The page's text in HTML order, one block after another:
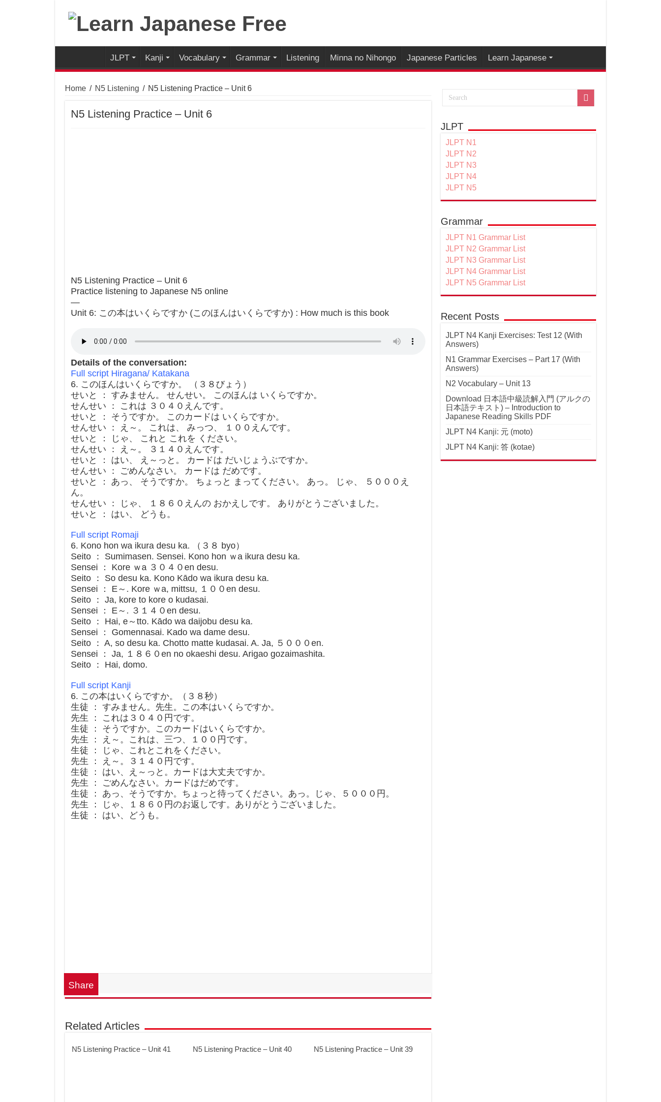
JLPT Kanji Vocabulary Grammar Listening Minna no Nihongo Japanese Particles Learn Japanese
Home / N5 Listening / N5 Listening Practice – Unit 6
N5 Listening Practice – Unit 6
N5 Listening Practice – Unit 6
Practice listening to Japanese N5 online
—
Unit 6: この本はいくらですか (このほんはいくらですか) : How much is this book
Details of the conversation:
Full script Hiragana/ Katakana
6. このほんはいくらですか。 （３８びょう）
せいと ： すみません。 せんせい。 このほんは いくらですか。
せんせい ： これは ３０４０えんです。
せいと ： そうですか。 このカードは いくらですか。
せんせい ： え～。 これは、 みっつ、 １００えんです。
せいと ： じゃ、 これと これを ください。
せんせい ： え～。 ３１４０えんです。
せいと ： はい、 え～っと。 カードは だいじょうぶですか。
せんせい ： ごめんなさい。 カードは だめです。
せいと ： あっ、 そうですか。 ちょっと まってください。 あっ。 じゃ、 ５０００え
ん。
せんせい ： じゃ、 １８６０えんの おかえしです。 ありがとうございました。
せいと ： はい、 どうも。
Full script Romaji
6. Kono hon wa ikura desu ka. （３８ byo）
Seito ： Sumimasen. Sensei. Kono hon ｗa ikura desu ka.
Sensei ： Kore ｗa ３０４０en desu.
Seito ： So desu ka. Kono Kādo wa ikura desu ka.
Sensei ： E～. Kore ｗa, mittsu, １００en desu.
Seito ： Ja, kore to kore o kudasai.
Sensei ： E～. ３１４０en desu.
Seito ： Hai, e～tto. Kādo wa daijobu desu ka.
Sensei ： Gomennasai. Kado wa dame desu.
Seito ： A, so desu ka. Chotto matte kudasai. A. Ja, ５０００en.
Sensei ： Ja, １８６０en no okaeshi desu. Arigao gozaimashita.
Seito ： Hai, domo.
Full script Kanji
6. この本はいくらですか。（３８秒）
生徒 ： すみません。先生。この本はいくらですか。
先生 ： これは３０４０円です。
生徒 ： そうですか。このカードはいくらですか。
先生 ： え～。これは、三つ、１００円です。
生徒 ： じゃ、これとこれをください。
先生 ： え～。３１４０円です。
生徒 ： はい、え～っと。カードは大丈夫ですか。
先生 ： ごめんなさい。カードはだめです。
生徒 ： あっ、そうですか。ちょっと待ってください。あっ。じゃ、５０００円。
先生 ： じゃ、１８６０円のお返しです。ありがとうございました。
生徒 ： はい、どうも。
Share
Related Articles
N5 Listening Practice – Unit 41 N5 Listening Practice – Unit 40 N5 Listening Practice – Unit 39
JLPT
JLPT N1
JLPT N2
JLPT N3
JLPT N4
JLPT N5
Grammar
JLPT N1 Grammar List
JLPT N2 Grammar List
JLPT N3 Grammar List
JLPT N4 Grammar List
JLPT N5 Grammar List
Recent Posts
JLPT N4 Kanji Exercises: Test 12 (With
Answers)
N1 Grammar Exercises – Part 17 (With
Answers)
N2 Vocabulary – Unit 13
Download 日本語中級読解入門 (アルクの
日本語テキスト) – Introduction to
Japanese Reading Skills PDF
JLPT N4 Kanji: 元 (moto)
JLPT N4 Kanji: 答 (kotae)